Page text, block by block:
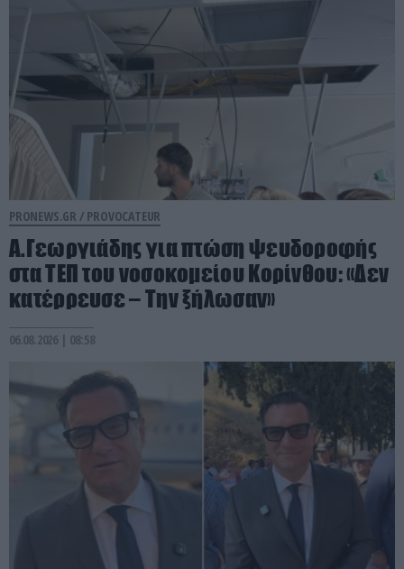
PRONEWS.GR / PROVOCATEUR
Α.Γεωργιάδης για πτώση ψευδοροφής
στα ΤΕΠ του νοσοκομείου Κορίνθου: «Δεν
κατέρρευσε – Την ξήλωσαν»
06.08.2026 | 08:58